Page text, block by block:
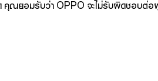
ณยอมรับว่า OPPO จะไม่รับผิดชอบต่อผู้